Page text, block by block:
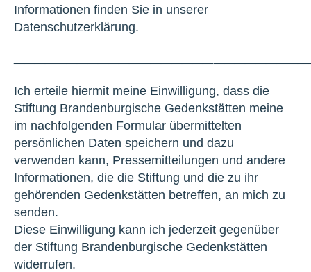
Informationen finden Sie in unserer
Datenschutzerklärung.
Ich erteile hiermit meine Einwilligung, dass die
Stiftung Brandenburgische Gedenkstätten meine
im nachfolgenden Formular übermittelten
persönlichen Daten speichern und dazu
verwenden kann, Pressemitteilungen und andere
Informationen, die die Stiftung und die zu ihr
gehörenden Gedenkstätten betreffen, an mich zu
senden.
Diese Einwilligung kann ich jederzeit gegenüber
der Stiftung Brandenburgische Gedenkstätten
widerrufen.